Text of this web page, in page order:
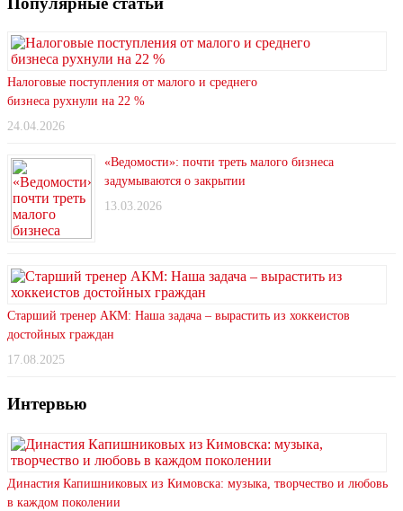
Налоговые поступления от малого и среднего
бизнеса рухнули на 22 %
24.04.2026
«Ведомости»: почти треть малого бизнеса
задумываются о закрытии
13.03.2026
Старший тренер АКМ: Наша задача – вырастить из хоккеистов
достойных граждан
17.08.2025
Интервью
Династия Капишниковых из Кимовска: музыка, творчество и любовь
в каждом поколении